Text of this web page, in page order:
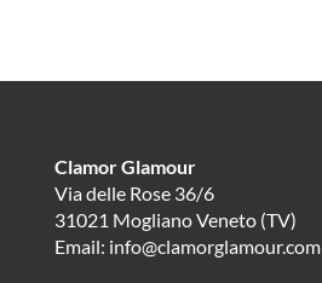
Clamor Glamour
Via delle Rose 36/6
31021 Mogliano Veneto (TV)
Email: info@clamorglamour.com